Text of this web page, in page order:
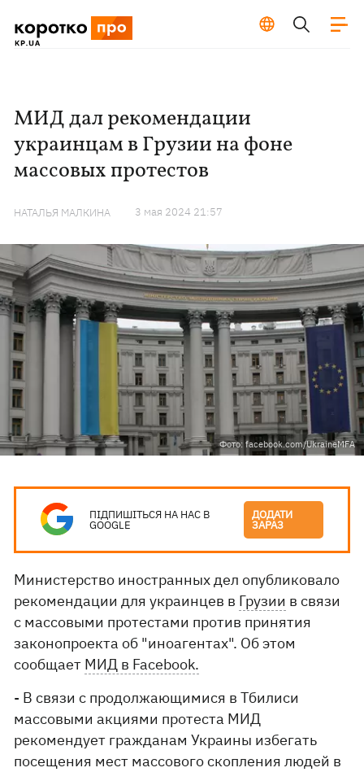
МИД дал рекомендации
украинцам в Грузии на фоне
массовых протестов
НАТАЛЬЯ МАЛКИНА 3 мая 2024 21:57
Фото: facebook.com/UkraineMFA
ПІДПИШІТЬСЯ НА НАС В
GOOGLE
ДОДАТИ
ЗАРАЗ
Министерство иностранных дел опубликовало
рекомендации для украинцев в Грузии в связи
с массовыми протестами против принятия
законопроекта об "иноагентах". Об этом
сообщает МИД в Facebook.
- В связи с продолжающимися в Тбилиси
массовыми акциями протеста МИД
рекомендует гражданам Украины избегать
посещения мест массового скопления людей в